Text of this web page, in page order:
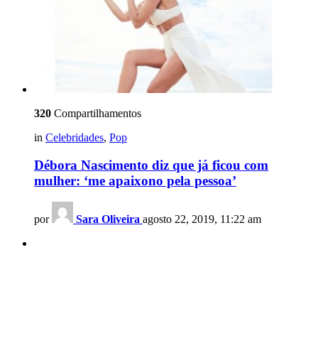
320 Compartilhamentos
in Celebridades, Pop
Débora Nascimento diz que já ficou com
mulher: ‘me apaixono pela pessoa’
por Sara Oliveira agosto 22, 2019, 11:22 am